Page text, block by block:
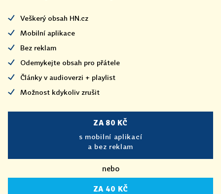
Veškerý obsah HN.cz
Mobilní aplikace
Bez reklam
Odemykejte obsah pro přátele
Články v audioverzi + playlist
Možnost kdykoliv zrušit
ZA 80 KČ
s mobilní aplikací
a bez reklam
nebo
ZA 40 KČ